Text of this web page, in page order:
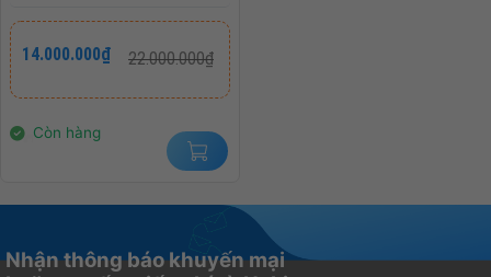
22.000.000₫
gốc
22.000.000₫.
14.000.000₫
hiện
là:
Còn hàng
Nhận thông báo khuyến mại